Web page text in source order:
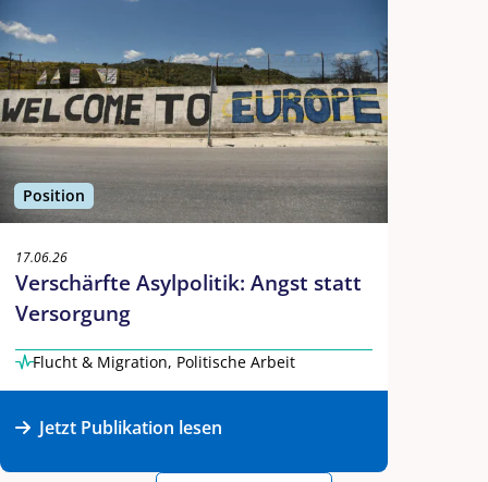
Position
17.06.26
Verschärfte Asylpolitik: Angst statt
Versorgung
Flucht & Migration, Politische Arbeit
Jetzt Publikation lesen